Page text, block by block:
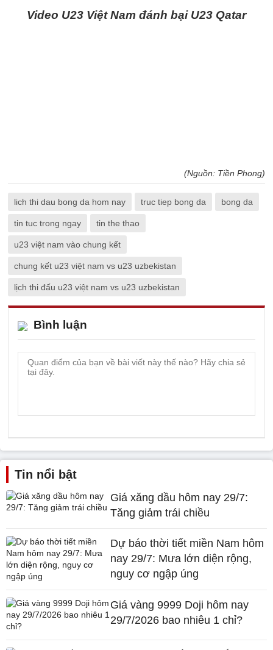
Video U23 Việt Nam đánh bại U23 Qatar
(Nguồn: Tiền Phong)
lich thi dau bong da hom nay truc tiep bong da bong da
tin tuc trong ngay tin the thao
u23 việt nam vào chung kết
chung kết u23 việt nam vs u23 uzbekistan
lịch thi đấu u23 việt nam vs u23 uzbekistan
Bình luận
Tin nổi bật
Giá xăng dầu hôm nay 29/7:
Tăng giảm trái chiều
Dự báo thời tiết miền Nam hôm
nay 29/7: Mưa lớn diện rộng,
nguy cơ ngập úng
Giá vàng 9999 Doji hôm nay
29/7/2026 bao nhiêu 1 chỉ?